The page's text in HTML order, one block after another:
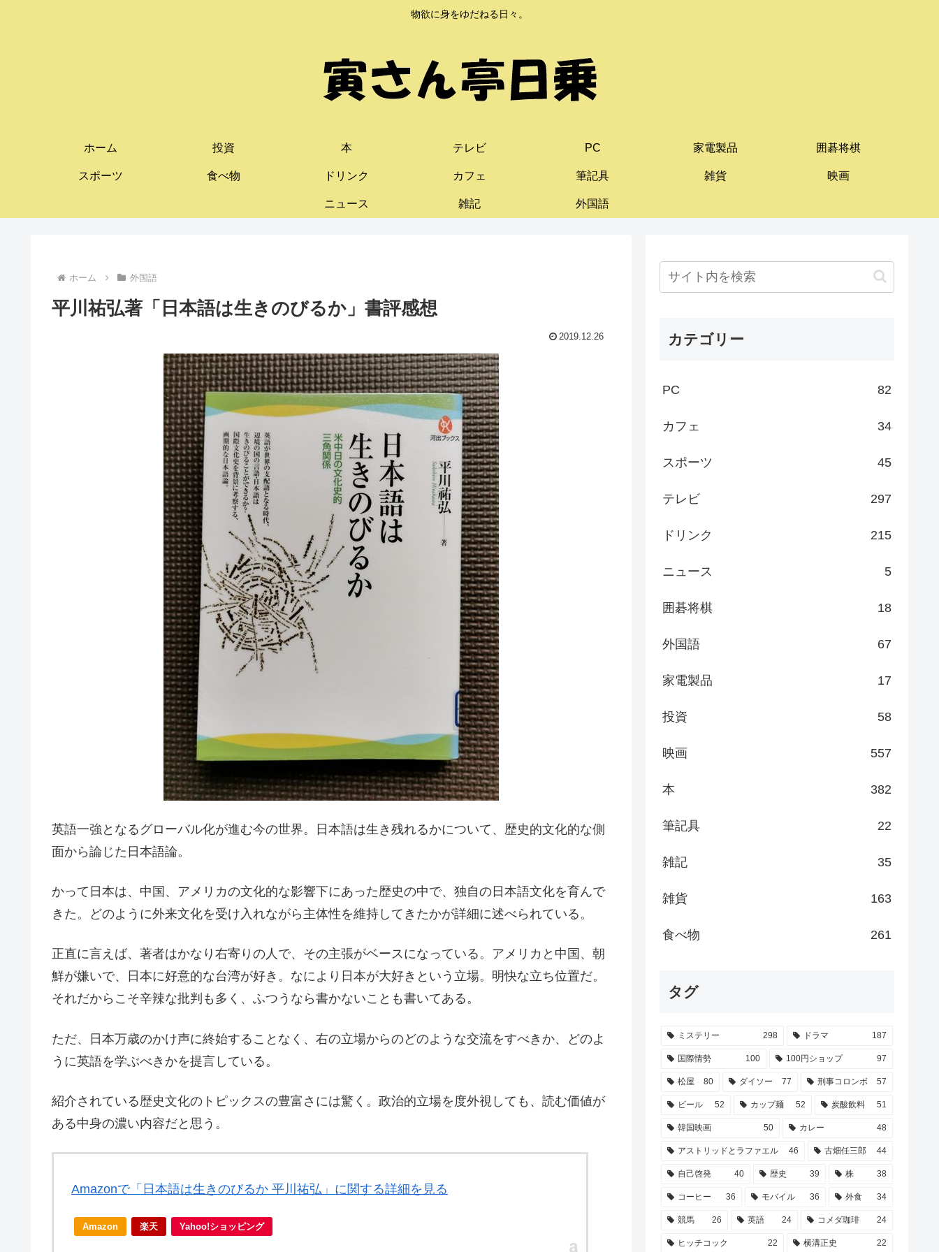
物欲に身をゆだねる日々。
ホーム 投資 本 テレビ PC 家電製品 囲碁将棋
スポーツ 食べ物 ドリンク カフェ 筆記具 雑貨 映画
ニュース 雑記 外国語
ホーム 外国語
平川祐弘著「日本語は生きのびるか」書評感想
2019.12.26
英語一強となるグローバル化が進む今の世界。日本語は生き残れるかについて、歴史的文化的な側
面から論じた日本語論。
かって日本は、中国、アメリカの文化的な影響下にあった歴史の中で、独自の日本語文化を育んで
きた。どのように外来文化を受け入れながら主体性を維持してきたかが詳細に述べられている。
正直に言えば、著者はかなり右寄りの人で、その主張がベースになっている。アメリカと中国、朝
鮮が嫌いで、日本に好意的な台湾が好き。なにより日本が大好きという立場。明快な立ち位置だ。
それだからこそ辛辣な批判も多く、ふつうなら書かないことも書いてある。
ただ、日本万歳のかけ声に終始することなく、右の立場からのどのような交流をすべきか、どのよ
うに英語を学ぶべきかを提言している。
紹介されている歴史文化のトピックスの豊富さには驚く。政治的立場を度外視しても、読む価値が
ある中身の濃い内容だと思う。
Amazonで「日本語は生きのびるか 平川祐弘」に関する詳細を見る
Amazon 楽天 Yahoo!ショッピング
カテゴリー
PC 82
カフェ 34
スポーツ 45
テレビ 297
ドリンク 215
ニュース 5
囲碁将棋 18
外国語 67
家電製品 17
投資 58
映画 557
本 382
筆記具 22
雑記 35
雑貨 163
食べ物 261
タグ
ミステリー 298 ドラマ 187
国際情勢 100 100円ショップ 97
松屋 80 ダイソー 77 刑事コロンボ 57
ビール 52 カップ麺 52 炭酸飲料 51
韓国映画 50 カレー 48
アストリッドとラファエル 46 古畑任三郎 44
自己啓発 40 歴史 39 株 38
コーヒー 36 モバイル 36 外食 34
競馬 26 英語 24 コメダ珈琲 24
ヒッチコック 22 横溝正史 22